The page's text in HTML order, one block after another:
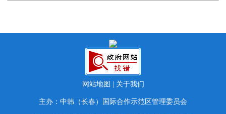
网站地图 | 关于我们
主办：中韩（长春）国际合作示范区管理委员会